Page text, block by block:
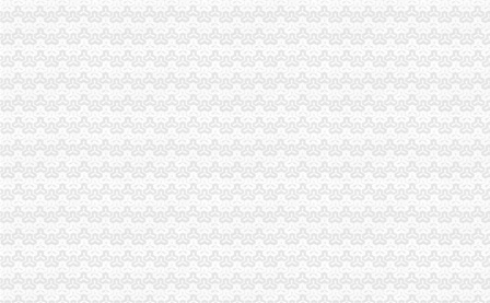
万盛区工商分局深入乡镇开展“走近三农”怎么注册一般纳税人活动
开县局四措并举化移民搬迁城区市一般纳税人公司条件场秩序管理
市局人事处认真组织学习讨论“八荣八耻”一般纳税人公司注册荣辱观
巫山县工商局“四变”怎么注册一般纳税人深化练活动
武隆县局一般纳税人认定标准实行县城工商所竞争上岗
九龙坡局五项措施开展“制止欺诈月”代办一般纳税人活动
巴南局三招整“注水牛肉”怎么注册一般纳税人
永川局采取“五抓”一般纳税人公司注册措施促进依法行政
渝北局一般纳税人公司条件认真办理人大建议政协提案
万州局深入开展“更新观念、适应形势”代办一般纳税人大讨论活动
高新区分局一般纳税人公司条件出台宽严相济六项措施方便企业年检
经开区分局从源头加农资市一般纳税人怎么交税场监管
巫山局农资市怎么注册一般纳税人场监管取得成效